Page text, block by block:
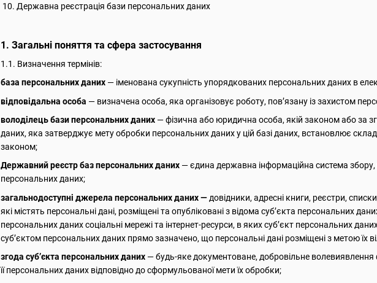
Державна реєстрація бази персональних даних
1. Загальні поняття та сфера застосування
1.1. Визначення термінів:
база персональних даних — іменована сукупність упорядкованих персональних даних в
відповідальна особа — визначена особа, яка організовує роботу, пов’язану із захистом
володілець бази персональних даних — фізична або юридична особа, якій законом або за
даних, яка затверджує мету обробки персональних даних у цій базі даних, встановлює
законом;
Державний реєстр баз персональних даних — єдина державна інформаційна система
персональних даних;
загальнодоступні джерела персональних даних — довідники, адресні книги, реєстри,
які містять персональні дані, розміщені та опубліковані з відома суб’єкта персональних
персональних даних соціальні мережі та інтернет-ресурси, в яких суб’єкт персональних
суб’єктом персональних даних прямо зазначено, що персональні дані розміщені з метою їх
згода суб’єкта персональних даних — будь-яке документоване, добровільне
її персональних даних відповідно до сформульованої мети їх обробки;